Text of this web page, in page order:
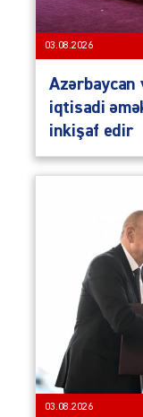
03.08.2026
Azərbaycan
iqtisadi
inkişaf edir
03.08.2026